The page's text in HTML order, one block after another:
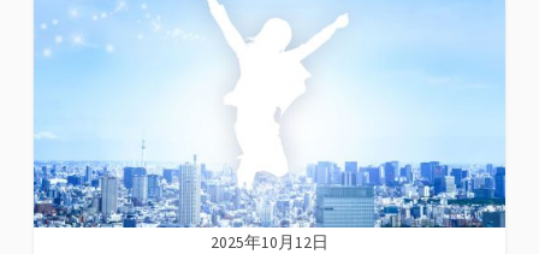
リ
ー
2025年10月12日